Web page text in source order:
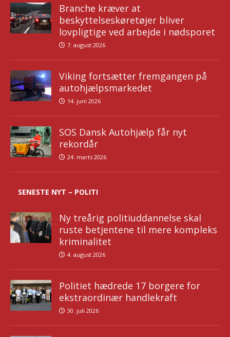
Branche kræver at
beskyttelseskøretøjer bliver
lovpligtige ved arbejde i nødsporet
7. august 2026
Viking fortsætter fremgangen på
autohjælpsmarkedet
14. juni 2026
SOS Dansk Autohjælp får nyt
rekordår
24. marts 2026
SENESTE NYT – POLITI
Ny treårig politiuddannelse skal
ruste betjentene til mere kompleks
kriminalitet
4. august 2026
Politiet hædrede 17 borgere for
ekstraordinær handlekraft
30. juli 2026